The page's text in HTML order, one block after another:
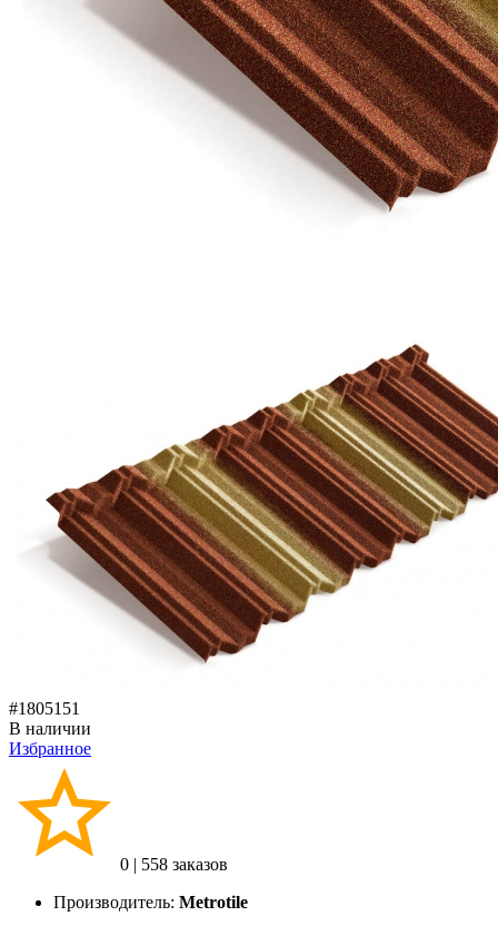
#1805151
В наличии
Избранное
0 | 558 заказов
Производитель: Metrotile